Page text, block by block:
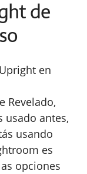
de
en
Revelado,
usado antes,
usando
es
opciones